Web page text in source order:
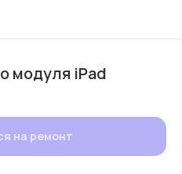
модуля iPad
на ремонт